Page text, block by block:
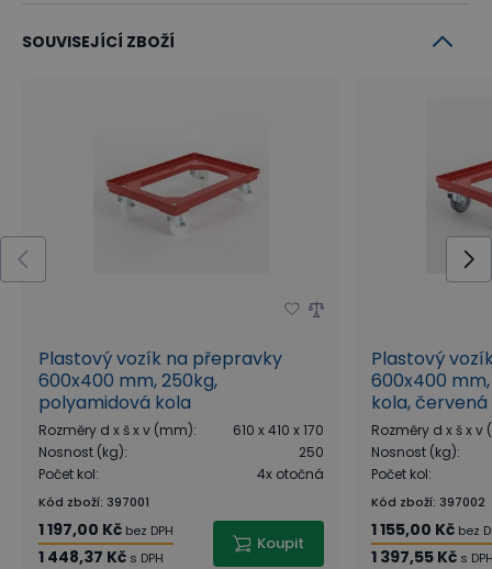
SOUVISEJÍCÍ ZBOŽÍ
Plastový vozík na přepravky
600x400 mm, 250kg,
polyamidová kola
Rozměry d x š x v (mm):
610 x 410 x 170
Nosnost (kg):
250
Počet kol: 4x otočná
Kód zboží: 397001
1 197,00 Kč bez DPH
1 448,37 Kč s DPH
Koupit
Plastový
600x400
kola, červená
Rozměry d x š x v
Nosnost (kg):
Počet kol:
Kód zboží: 397002
1 155,00 Kč bez
1 397,55 Kč s